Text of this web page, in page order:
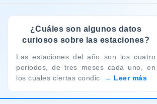
¿Cuáles son algunos datos
curiosos sobre las estaciones?
Las estaciones del año son los cuatro
periodos, de tres meses cada uno, en
los cuales ciertas condic
Leer más